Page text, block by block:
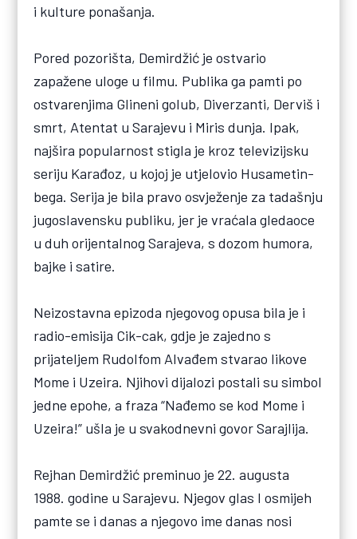
i kulture ponašanja.
Pored pozorišta, Demirdžić je ostvario
zapažene uloge u filmu. Publika ga pamti po
ostvarenjima Glineni golub, Diverzanti, Derviš i
smrt, Atentat u Sarajevu i Miris dunja. Ipak,
najšira popularnost stigla je kroz televizijsku
seriju Karađoz, u kojoj je utjelovio Husametin-
bega. Serija je bila pravo osvježenje za tadašnju
jugoslavensku publiku, jer je vraćala gledaoce
u duh orijentalnog Sarajeva, s dozom humora,
bajke i satire.
Neizostavna epizoda njegovog opusa bila je i
radio-emisija Cik-cak, gdje je zajedno s
prijateljem Rudolfom Alvađem stvarao likove
Mome i Uzeira. Njihovi dijalozi postali su simbol
jedne epohe, a fraza “Nađemo se kod Mome i
Uzeira!” ušla je u svakodnevni govor Sarajlija.
Rejhan Demirdžić preminuo je 22. augusta
1988. godine u Sarajevu. Njegov glas I osmijeh
pamte se i danas a njegovo ime danas nosi